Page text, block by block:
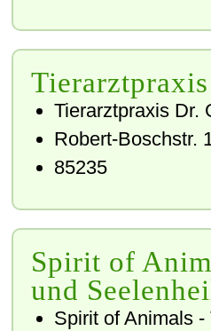
Tierarztpraxis Dr.
Robert-Boschstr.
85235
Spirit of
und
Spirit of Animals